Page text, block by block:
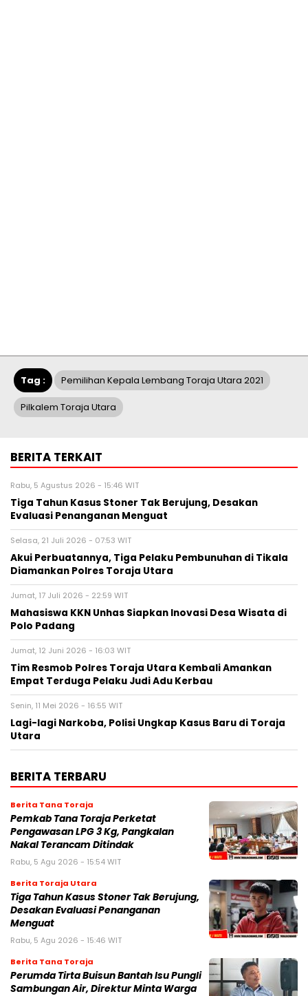
Tag : Pemilihan Kepala Lembang Toraja Utara 2021
Pilkalem Toraja Utara
BERITA TERKAIT
Rabu, 5 Agustus 2026 - 15:46 WIT
Tiga Tahun Kasus Stoner Tak Berujung, Desakan
Evaluasi Penanganan Menguat
Selasa, 21 Juli 2026 - 07:53 WIT
Akui Perbuatannya, Tiga Pelaku Pembunuhan di Tikala
Diamankan Polres Toraja Utara
Jumat, 17 Juli 2026 - 22:59 WIT
Mahasiswa KKN Unhas Siapkan Inovasi Desa Wisata di
Polo Padang
Jumat, 12 Juni 2026 - 16:03 WIT
Tim Resmob Polres Toraja Utara Kembali Amankan
Empat Terduga Pelaku Judi Adu Kerbau
Senin, 11 Mei 2026 - 16:55 WIT
Lagi-lagi Narkoba, Polisi Ungkap Kasus Baru di Toraja
Utara
BERITA TERBARU
Berita Tana Toraja
Pemkab Tana Toraja Perketat
Pengawasan LPG 3 Kg, Pangkalan
Nakal Terancam Ditindak
Rabu, 5 Agu 2026 - 15:54 WIT
Berita Toraja Utara
Tiga Tahun Kasus Stoner Tak Berujung,
Desakan Evaluasi Penanganan
Menguat
Rabu, 5 Agu 2026 - 15:46 WIT
Berita Tana Toraja
Perumda Tirta Buisun Bantah Isu Pungli
Sambungan Air, Direktur Minta Warga